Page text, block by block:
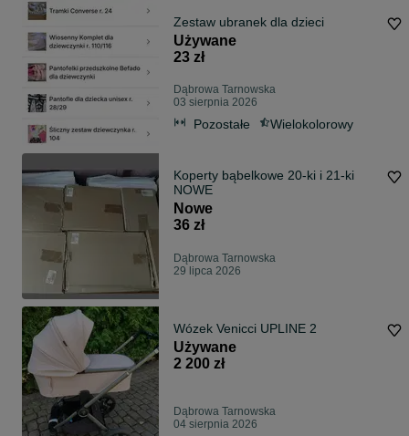
Zestaw ubranek dla dzieci
Używane
23 zł
Dąbrowa Tarnowska
03 sierpnia 2026
Pozostałe Wielokolorowy
Koperty bąbelkowe 20-ki i 21-ki
NOWE
Nowe
36 zł
Dąbrowa Tarnowska
29 lipca 2026
Wózek Venicci UPLINE 2
Używane
2 200 zł
Dąbrowa Tarnowska
04 sierpnia 2026